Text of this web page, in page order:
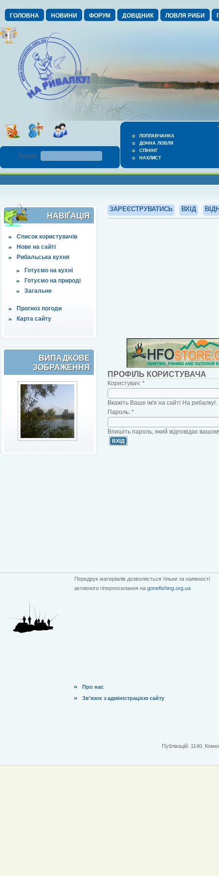
ГОЛОВНА НОВИНИ ФОРУМ ДОВІДНИК ЛОВЛЯ РИБИ
ПОПЛАВЧАНКА
ДОННА ЛОВЛЯ
СПІНІНГ
НАХЛИСТ
Пошук :
НАВІҐАЦІЯ
Список користувачів
Нове на сайті
Рибальська кухня
Готуємо на кухні
Готуємо на природі
Загальне
Прогноз погоди
Карта сайту
ВИПАДКОВЕ
ЗОБРАЖЕННЯ
ЗАРЕЄСТРУВАТИСЬ ВХІД
ПРОФІЛЬ КОРИСТУВАЧА
Користувач: *
Вкажіть Ваше ім'я на сайті На рибалку!.
Пароль: *
Впишіть пароль, який відповідає
Передрук матеріалів дозволяється тільки за наявності
активного гіперпосилання на gonefishing.org.ua
Про нас
Зв'язок з адміністрацією сайту
Публікацій: 1140.